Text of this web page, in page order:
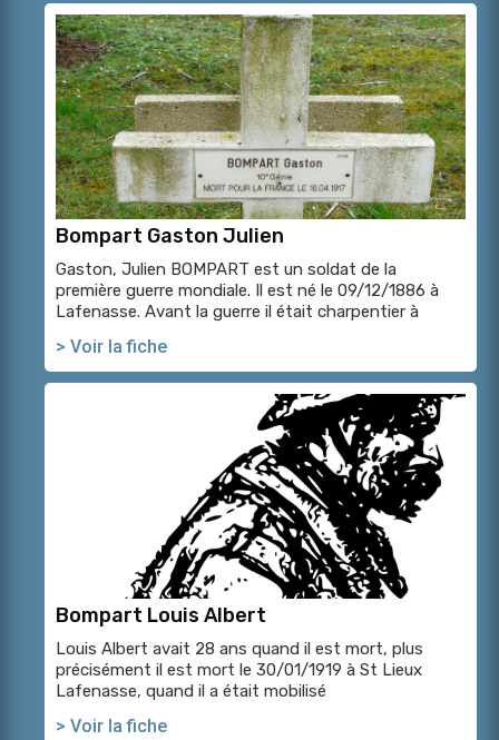
Bompart Gaston Julien
Gaston, Julien BOMPART est un soldat de la
première guerre mondiale. Il est né le 09/12/1886 à
Lafenasse. Avant la guerre il était charpentier à
> Voir la fiche
Bompart Louis Albert
Louis Albert avait 28 ans quand il est mort, plus
précisément il est mort le 30/01/1919 à St Lieux
Lafenasse, quand il a était mobilisé
> Voir la fiche